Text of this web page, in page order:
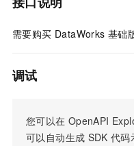
需要购买 DataWorks 基础
调试
您可以在 OpenAPI
可以自动生成 SDK 代码